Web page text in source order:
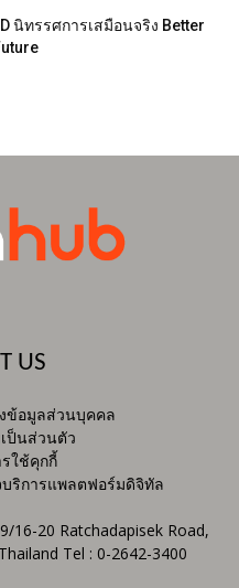
นิทรรศการเสมือนจริง Better
US
ข้อมูลส่วนบุคคล
ป็นส่วนตัว
ใช้คุกกี้
ริการแพลตฟอร์มดิจิทัล
16-20 Ratchadapisek Road,
Tel : 0-2642-3400